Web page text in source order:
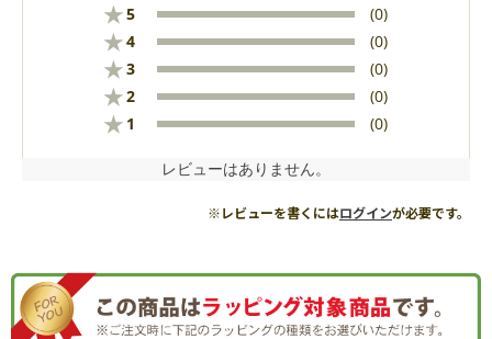
★5 (0)
★4 (0)
★3 (0)
★2 (0)
★ 1 (0)
レビューはありません。
※レビューを書くにはログインが必要です。